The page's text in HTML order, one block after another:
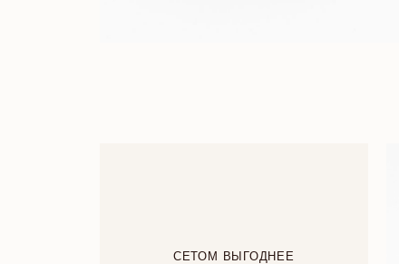
СЕТОМ ВЫГОДНЕЕ